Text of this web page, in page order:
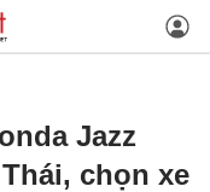
Jazz
chọn xe